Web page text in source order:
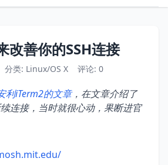
改善你的SSH连接
分类: Linux/OS X 评论: 0
利iTerm2的文章，在文章介绍了
连接，当时就很心动，果断进官